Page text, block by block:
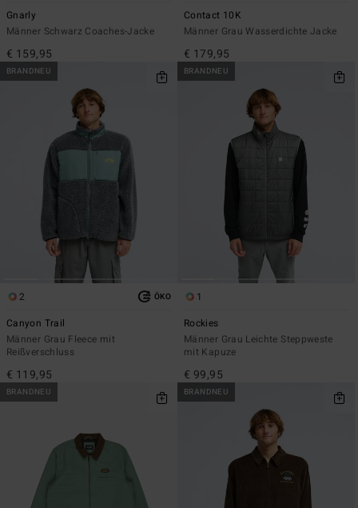
Gnarly
Männer Schwarz Coaches-Jacke
€ 159,95
Contact 10K
Männer Grau Wasserdichte Jacke
€ 179,95
BRANDNEU
2 ÖKO
Canyon Trail
Männer Grau Fleece mit
Reißverschluss
€ 119,95
BRANDNEU
1
Rockies
Männer Grau Leichte Steppweste
mit Kapuze
€ 99,95
BRANDNEU BRANDNEU